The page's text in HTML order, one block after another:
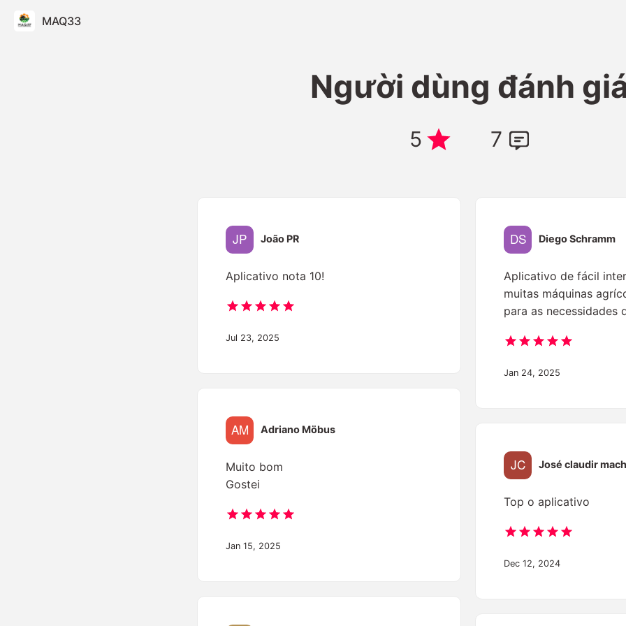
MAQ33
Người dùng đánh
5 7
João PR
Aplicativo nota 10!
Jul 23, 2025
Adriano Möbus
Muito bom
Gostei
Jan 15, 2025
Diego Schramm
Aplicativo de fácil
muitas máquinas
para as necessidades
Jan 24, 2025
José claudir
Top o aplicativo
Dec 12, 2024